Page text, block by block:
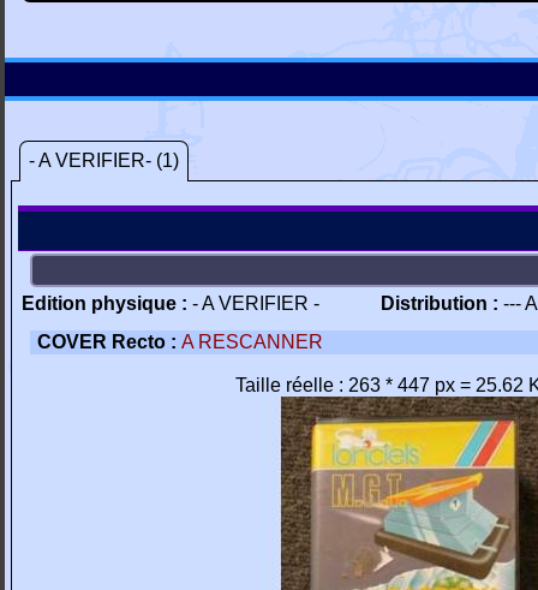
- A VERIFIER- (1)
Edition physique : - A VERIFIER - Distribution : ---
COVER Recto : A RESCANNER
Taille réelle : 263 * 447 px = 25.62